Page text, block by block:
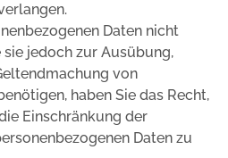
Daten nicht
sie jedoch zur Ausübung,
von
haben Sie das Recht,
Einschränkung der
Daten zu